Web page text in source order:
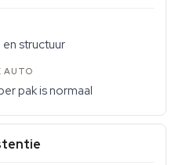
structuur
pak is normaal